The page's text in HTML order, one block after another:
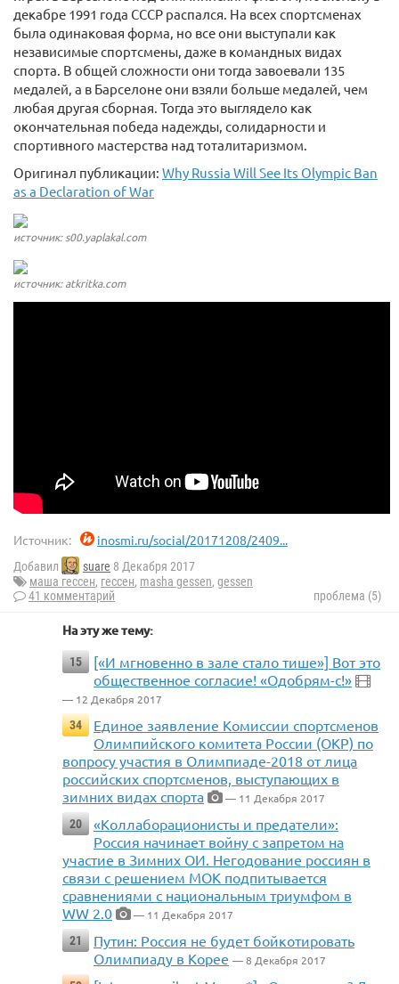
декабре 1991 года СССР распался. На всех спортсменах
была одинаковая форма, но все они выступали как
независимые спортсмены, даже в командных видах
спорта. В общей сложности они тогда завоевали 135
медалей, а в Барселоне они взяли больше медалей, чем
любая другая сборная. Тогда это выглядело как
окончательная победа надежды, солидарности и
спортивного мастерства над тоталитаризмом.
Оригинал публикации: Why Russia Will See Its Olympic Ban
as a Declaration of War
источник: s00.yaplakal.com
источник: atkritka.com
Источник: inosmi.ru/social/20171208/2409...
Добавил suare 8 Декабря 2017
маша гессен, гессен, masha gessen, gessen
41 комментарий
проблема (5)
На эту же тему:
15
[«И мгновенно в зале стало тише»] Вот это
общественное согласие! «Одобрям-с!»
— 12 Декабря 2017
34
Единое заявление Комиссии спортсменов
Олимпийского комитета России (ОКР) по
вопросу участия в Олимпиаде-2018 от лица
российских спортсменов, выступающих в
зимних видах спорта
— 11 Декабря 2017
20
«Коллаборационисты и предатели»:
Россия начинает войну с запретом на
участие в Зимних ОИ. Негодование россиян в
связи с решением МОК подпитывается
сравнениями с национальным триумфом в
WW 2.0
— 11 Декабря 2017
21
Путин: Россия не будет бойкотировать
Олимпиаду в Корее — 8 Декабря 2017